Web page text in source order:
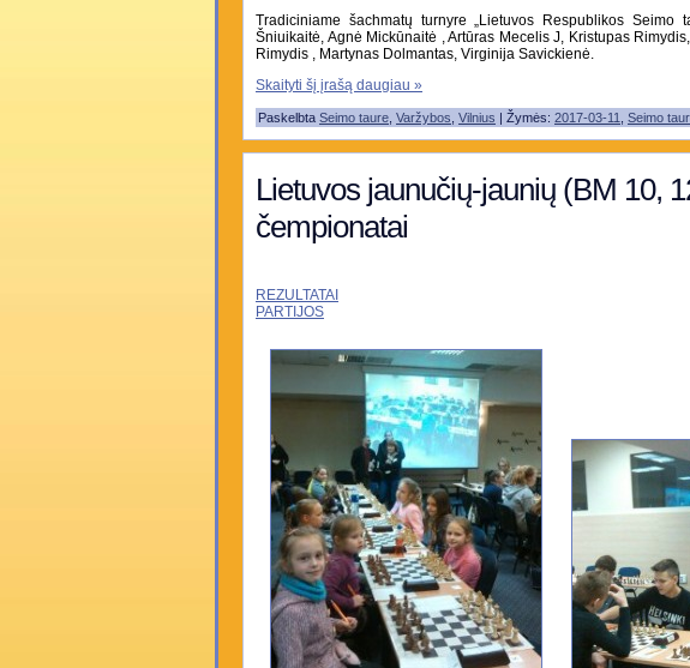
Tradiciniame šachmatų turnyre „Lietuvos Respublikos
Šniuikaitė, Agnė Mickūnaitė , Artūras Mecelis J, Kristupas
Rimydis , Martynas Dolmantas, Virginija Savickienė.
Skaityti šį įrašą daugiau »
Paskelbta Seimo taure Varžybos Vilnius | Žymės: 2017-03-11 Seimo
Lietuvos jaunučių-jaunių (BM 10,
čempionatai
REZULTATAI
PARTIJOS